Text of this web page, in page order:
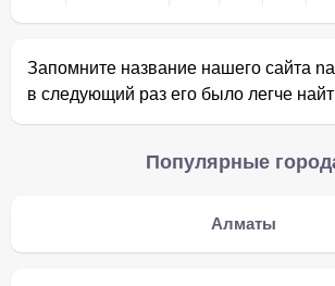
Запомните название нашего сайта
в следующий раз его было легче
Популярные
Алматы